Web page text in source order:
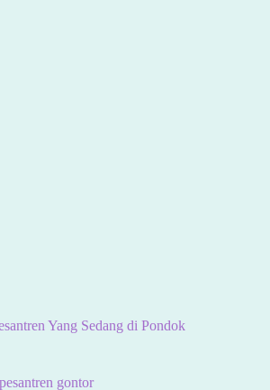
Yang Sedang di Pondok